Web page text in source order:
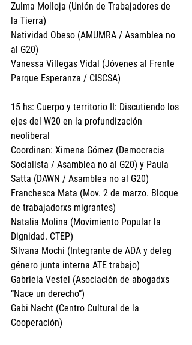
Zulma Molloja (Unión de Trabajadores de
la Tierra)
Natividad Obeso (AMUMRA / Asamblea no
al G20)
Vanessa Villegas Vidal (Jóvenes al Frente
Parque Esperanza / CISCSA)
15 hs: Cuerpo y territorio II: Discutiendo los
ejes del W20 en la profundización
neoliberal
Coordinan: Ximena Gómez (Democracia
Socialista / Asamblea no al G20) y Paula
Satta (DAWN / Asamblea no al G20)
Franchesca Mata (Mov. 2 de marzo. Bloque
de trabajadorxs migrantes)
Natalia Molina (Movimiento Popular la
Dignidad. CTEP)
Silvana Mochi (Integrante de ADA y deleg
género junta interna ATE trabajo)
Gabriela Vestel (Asociación de abogadxs
”Nace un derecho”)
Gabi Nacht (Centro Cultural de la
Cooperación)